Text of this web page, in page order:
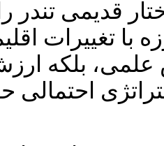
قدیمی تندر
با تغییرات
علمی، بلکه
احتمالی